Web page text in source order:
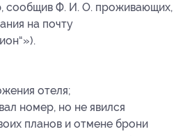
сообщив Ф. И. О. проживающих,
на почту
отеля;
номер, но не явился
планов и отмене брони